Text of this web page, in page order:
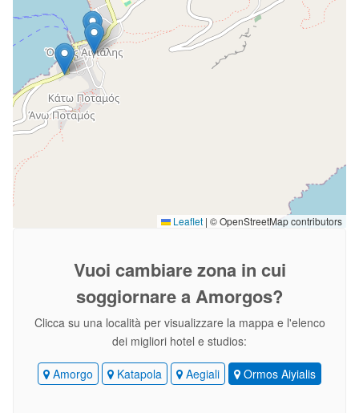
Leaflet | © OpenStreetMap contributors
Vuoi cambiare zonain cui
soggiornare a Amorgos?
Clicca su una località per visualizzare la mappa e l'elenco
dei migliori hotel e studios:
Amorgo Katapola Aegiali Ormos Aiyialis